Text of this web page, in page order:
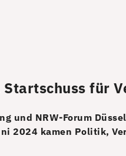
für
und NRW-Forum
2024 kamen Politik,